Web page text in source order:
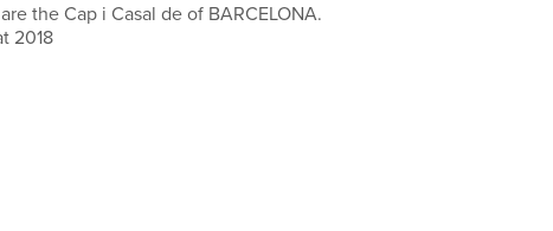
the Cap i Casal de of BARCELONA.
2018